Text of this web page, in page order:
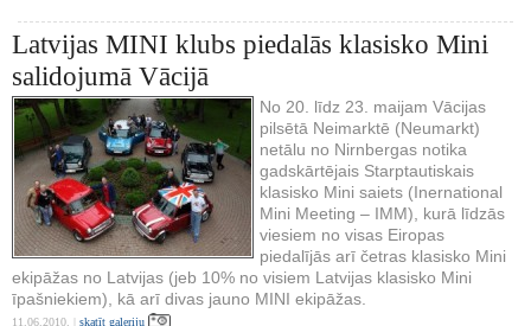
Latvijas MINI klubs piedalās klasisko Mini
salidojumā Vācijā
No 20. līdz 23. maijam Vācijas
pilsētā Neimarktē (Neumarkt)
netālu no Nirnbergas notika
gadskārtējais Starptautiskais
klasisko Mini saiets (Inernational
Mini Meeting – IMM), kurā līdzās
viesiem no visas Eiropas
piedalījās arī četras klasisko Mini
ekipāžas no Latvijas (jeb 10% no visiem Latvijas klasisko Mini
īpašniekiem), kā arī divas jauno MINI ekipāžas.
11.06.2010. | skatīt galeriju